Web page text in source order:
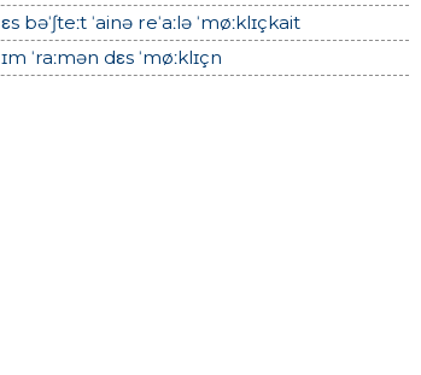
εs bəˈʃteːt ˈainə reˈaːlə ˈmøːklɪçkait
ɪm ˈraːmən dεs ˈmøːklɪçn